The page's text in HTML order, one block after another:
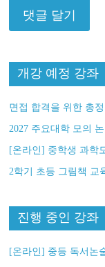
개강 예정 강좌
면접 합격을 위한 총
2027 주요대학 모의
[온라인] 중학생 과학
2학기 초등 그림책 교
진행 중인 강좌
[온라인] 중등 독서논